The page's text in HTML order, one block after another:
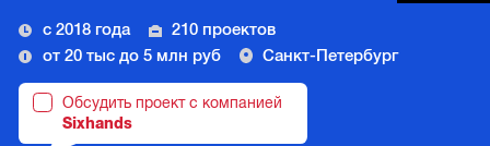
с 2018 года
210 проектов
от 20 тыс до 5 млн руб
Санкт-Петербург
Обсудить проект с компанией
Sixhands